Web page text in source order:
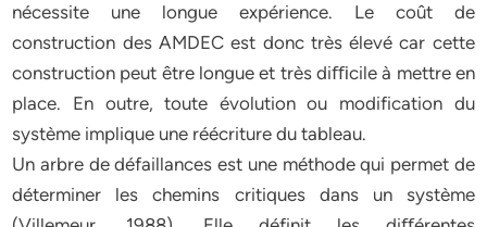
nécessite une longue expérience. Le coût de
construction des AMDEC est donc très élevé car cette
construction peut être longue et très diﬃcile à mettre en
place. En outre, toute évolution ou modification du
système implique une réécriture du tableau.
Un arbre de défaillances est une méthode qui permet de
déterminer les chemins critiques dans un système